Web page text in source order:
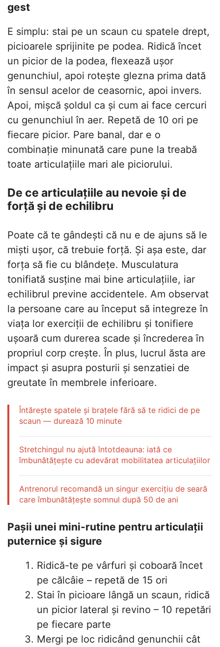
gest
E simplu: stai pe un scaun cu spatele drept,
picioarele sprijinite pe podea. Ridică încet
un picior de la podea, flexează ușor
genunchiul, apoi rotește glezna prima dată
în sensul acelor de ceasornic, apoi invers.
Apoi, mișcă șoldul ca și cum ai face cercuri
cu genunchiul în aer. Repetă de 10 ori pe
fiecare picior. Pare banal, dar e o
combinație minunată care pune la treabă
toate articulațiile mari ale piciorului.
De ce articulațiile au nevoie și de
forță și de echilibru
Poate că te gândești că nu e de ajuns să le
miști ușor, că trebuie forță. Și așa este, dar
forța să fie cu blândețe. Musculatura
tonifiată susține mai bine articulațiile, iar
echilibrul previne accidentele. Am observat
la persoane care au început să integreze în
viața lor exerciții de echilibru și tonifiere
ușoară cum durerea scade și încrederea în
propriul corp crește. În plus, lucrul ăsta are
impact și asupra posturii și senzatiei de
greutate în membrele inferioare.
Întărește spatele și brațele fără să te ridici de pe
scaun — durează 10 minute
Stretchingul nu ajută întotdeauna: iată ce
îmbunătățește cu adevărat mobilitatea articulațiilor
Antrenorul recomandă un singur exercițiu de seară
care îmbunătățește somnul după 50 de ani
Pașii unei mini-rutine pentru articulații
puternice și sigure
Ridică-te pe vârfuri și coboară încet
pe călcâie – repetă de 15 ori
Stai în picioare lângă un scaun, ridică
un picior lateral și revino – 10 repetări
pe fiecare parte
Mergi pe loc ridicând genunchii cât